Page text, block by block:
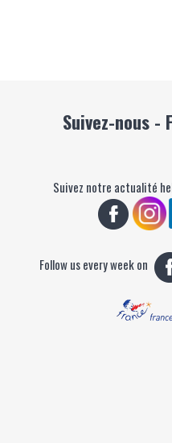
Suivez-nous -
Suivez notre actualité
Follow us every week on